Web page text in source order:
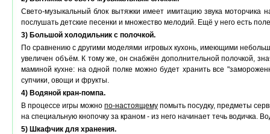
Свето-музыкальный блок вытяжки имеет имитацию звука моторчика
послушать детские песенки и множество мелодий. Ещё у него есть
3) Большой холодильник с полочкой.
По сравнению с другими моделями игровых кухонь, имеющими
увеличен объём. К тому же, он снабжён дополнительной полочкой,
маминой кухне: на одной полке можно будет хранить все
супчики, овощи и фрукты.
4) Водяной кран-помпа.
В процессе игры можно по-настоящему помыть посудку, предметы
на специальную кнопочку за краном - из него начинает течь водичка.
5) Шкафчик для хранения.